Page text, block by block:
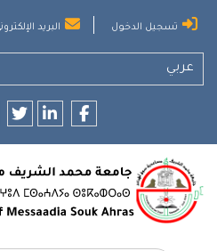
تسجيل الدخول البريد
عربي